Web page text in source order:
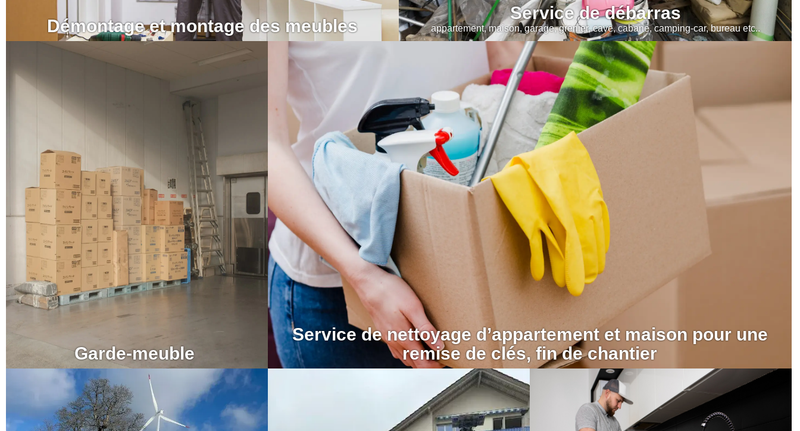
Démontage et montage des meubles
Service de débarras
appartement, maison, garage, grenier, cave, cabane, camping-car, bureau etc..
Garde-meuble
Service de nettoyage d’appartement et maison pour une
remise de clés, fin de chantier